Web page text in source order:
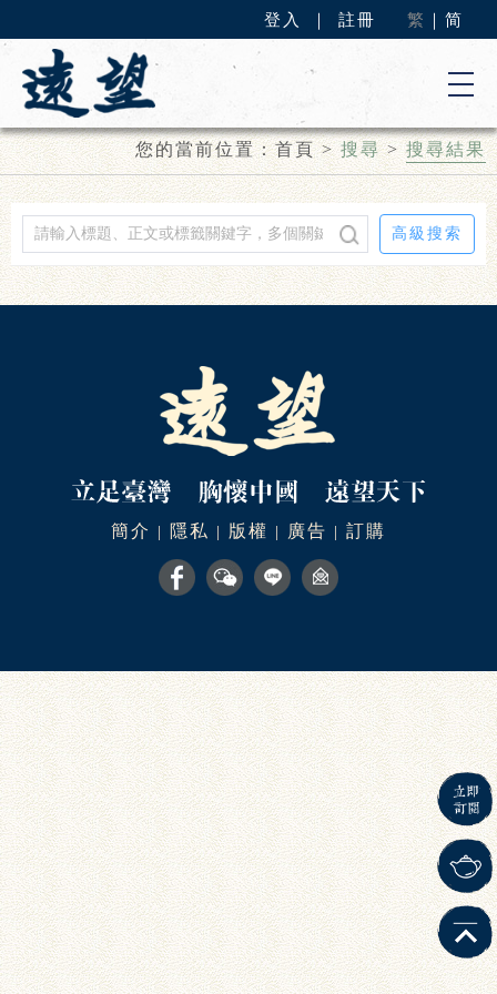
登入 註冊 繁 简
您的當前位置：首頁> 搜尋>搜尋結果
高級搜索
簡介 | 隱私 | 版權 | 廣告 | 訂購